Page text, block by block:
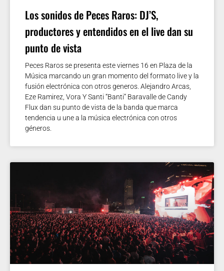
Los sonidos de Peces Raros: DJ’S,
productores y entendidos en el live dan su
punto de vista
Peces Raros se presenta este viernes 16 en Plaza de la
Música marcando un gran momento del formato live y la
fusión electrónica con otros generos. Alejandro Arcas,
Eze Ramirez, Vora Y Santi “Banti” Baravalle de Candy
Flux dan su punto de vista de la banda que marca
tendencia u une a la música electrónica con otros
géneros.